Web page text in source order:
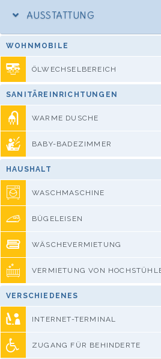
AUSSTATTUNG
WOHNMOBILE
ÖLWECHSELBEREICH
SANITÄREINRICHTUNGEN
WARME DUSCHE
BABY-BADEZIMMER
HAUSHALT
WASCHMASCHINE
BÜGELEISEN
WÄSCHEVERMIETUNG
VERMIETUNG VON
VERSCHIEDENES
INTERNET-TERMINAL
ZUGANG FÜR BEHINDERTE